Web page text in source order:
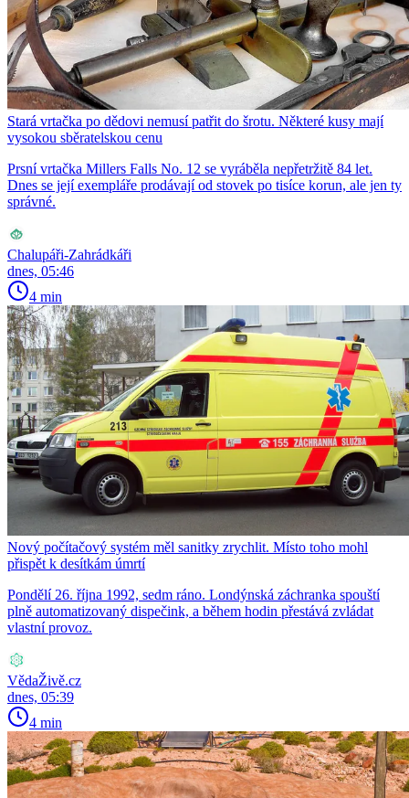
Stará vrtačka po dědovi nemusí patřit do šrotu. Některé kusy mají
vysokou sběratelskou cenu
Prsní vrtačka Millers Falls No. 12 se vyráběla nepřetržitě 84 let.
Dnes se její exempláře prodávají od stovek po tisíce korun, ale jen ty
správné.
Chalupáři-Zahrádkáři
dnes, 05:46
4 min
Nový počítačový systém měl sanitky zrychlit. Místo toho mohl
přispět k desítkám úmrtí
Pondělí 26. října 1992, sedm ráno. Londýnská záchranka spouští
plně automatizovaný dispečink, a během hodin přestává zvládat
vlastní provoz.
VědaŽivě.cz
dnes, 05:39
4 min